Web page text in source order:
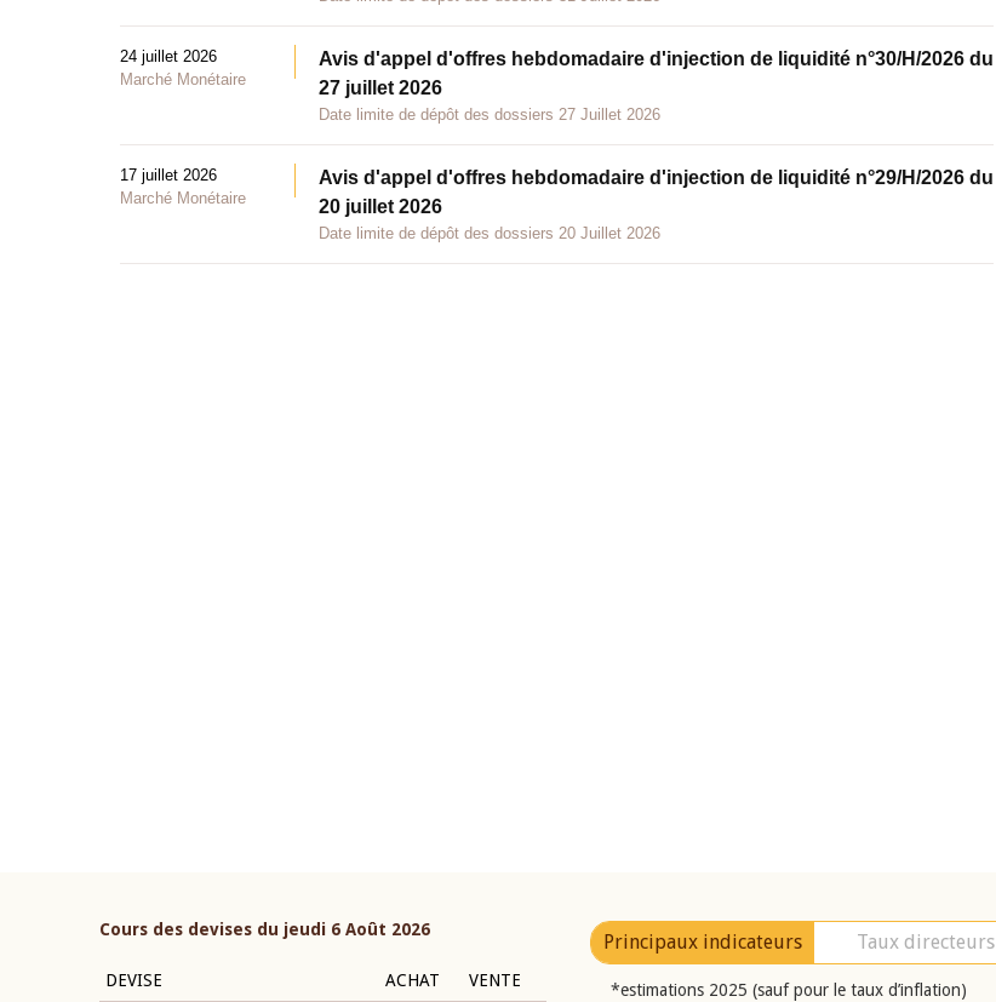
24 juillet 2026
Marché Monétaire
Avis d'appel d'offres hebdomadaire d'injection de liquidité n°30/H/2026 du
27 juillet 2026
Date limite de dépôt des dossiers 27 Juillet 2026
17 juillet 2026
Marché Monétaire
Avis d'appel d'offres hebdomadaire d'injection de liquidité n°29/H/2026 du
20 juillet 2026
Date limite de dépôt des dossiers 20 Juillet 2026
Cours des devises du jeudi 6 Août 2026
DEVISE ACHAT VENTE
Principaux indicateurs Taux directeurs
*estimations 2025 (sauf pour le taux d’inflation)